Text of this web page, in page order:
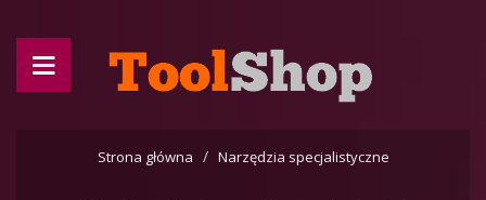
Strona główna Narzędzia specjalistyczne